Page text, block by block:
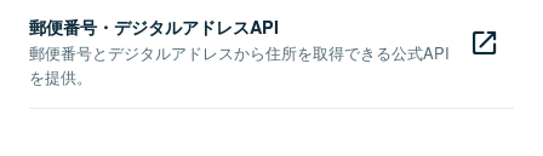
郵便番号・デジタルアドレスAPI
郵便番号とデジタルアドレスから住所を取得できる公式API
を提供。